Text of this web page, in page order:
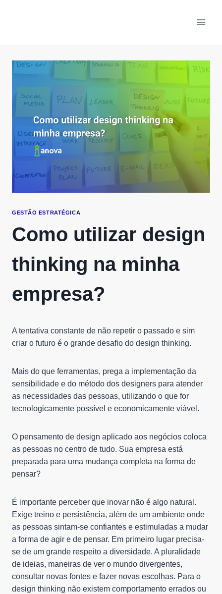
GESTÃO ESTRATÉGICA
Como utilizar design
thinking na minha
empresa?
A tentativa constante de não repetir o passado e sim
criar o futuro é o grande desafio do design thinking.
Mais do que ferramentas, prega a implementação da
sensibilidade e do método dos designers para atender
as necessidades das pessoas, utilizando o que for
tecnologicamente possível e economicamente viável.
O pensamento de design aplicado aos negócios coloca
as pessoas no centro de tudo. Sua empresa está
preparada para uma mudança completa na forma de
pensar?
É importante perceber que inovar não é algo natural.
Exige treino e persistência, além de um ambiente onde
as pessoas sintam-se confiantes e estimuladas a mudar
a forma de agir e de pensar. Em primeiro lugar precisa-
se de um grande respeito a diversidade. A pluralidade
de ideias, maneiras de ver o mundo divergentes,
consultar novas fontes e fazer novas escolhas. Para o
design thinking não existem comportamento errados ou